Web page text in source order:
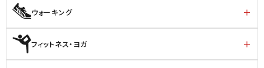
ウォーキング
フィットネス・ヨガ